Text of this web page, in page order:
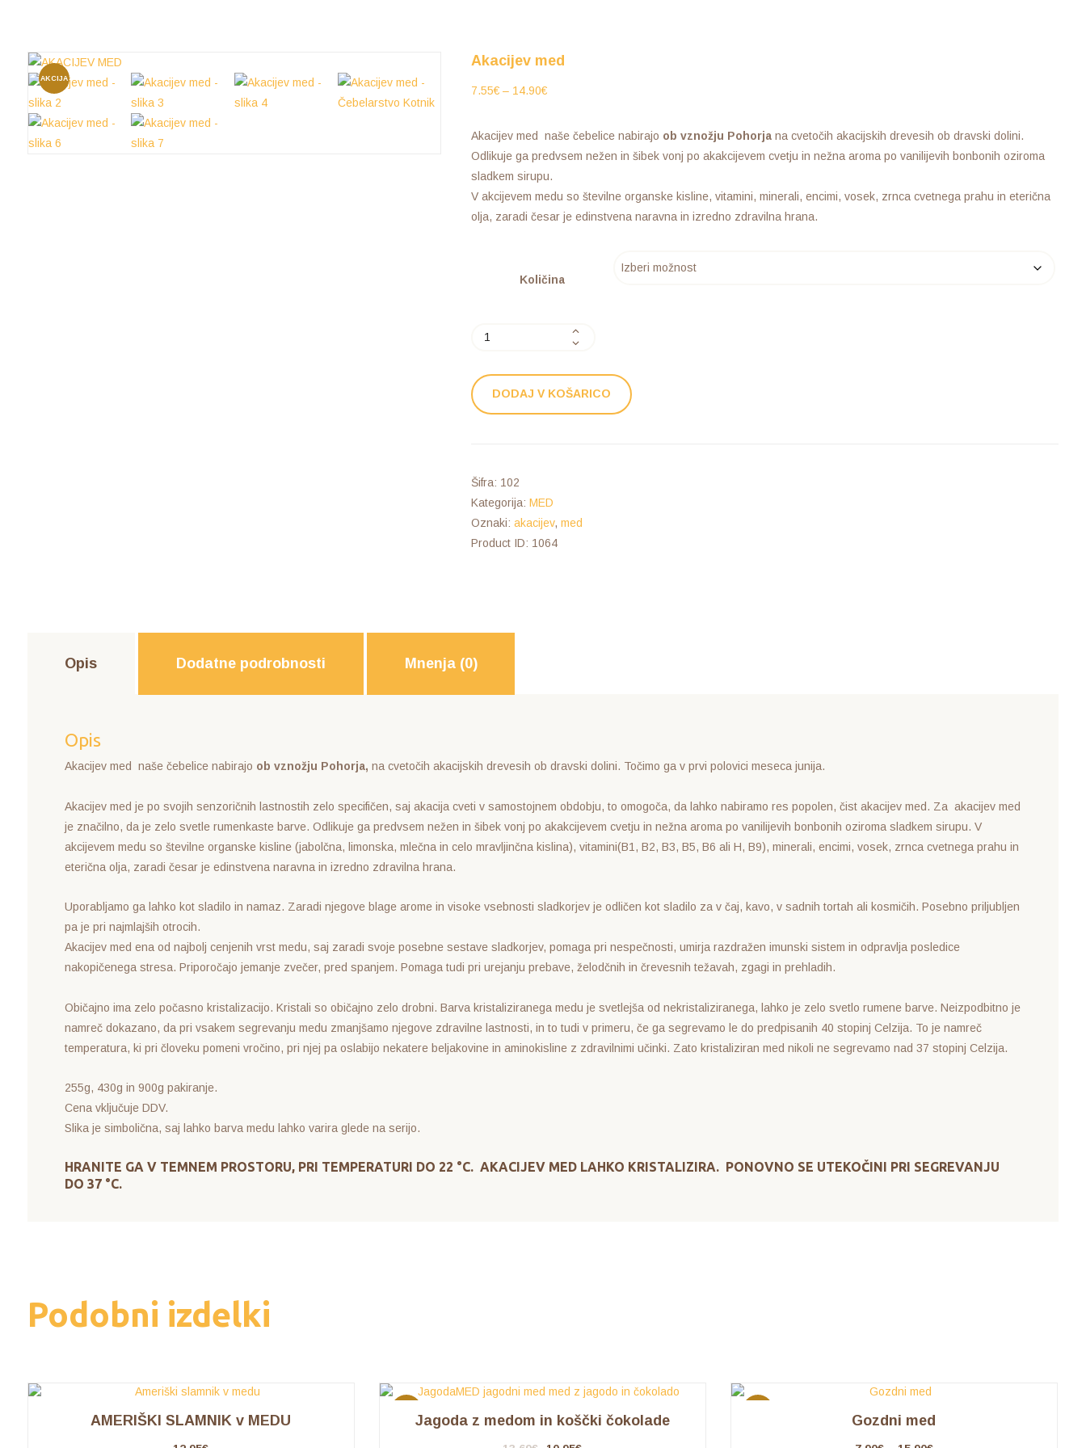
AKCIJA
Akacijev med
7.55€ – 14.90€
Akacijev med naše čebelice nabirajo ob vznožju Pohorja na cvetočih akacijskih drevesih ob dravski dolini.
Odlikuje ga predvsem nežen in šibek vonj po akakcijevem cvetju in nežna aroma po vanilijevih bonbonih oziroma
sladkem sirupu.
V akcijevem medu so številne organske kisline, vitamini, minerali, encimi, vosek, zrnca cvetnega prahu in eterična
olja, zaradi česar je edinstvena naravna in izredno zdravilna hrana.
Količina
DODAJ V KOŠARICO
Šifra: 102
Kategorija: MED
Oznaki: akacijev, med
Product ID: 1064
Opis Dodatne podrobnosti Mnenja (0)
Opis
Akacijev med naše čebelice nabirajo ob vznožju Pohorja, na cvetočih akacijskih drevesih ob dravski dolini. Točimo ga v prvi polovici meseca junija.
Akacijev med je po svojih senzoričnih lastnostih zelo specifičen, saj akacija cveti v samostojnem obdobju, to omogoča, da lahko nabiramo res popolen, čist akacijev med. Za akacijev med
je značilno, da je zelo svetle rumenkaste barve. Odlikuje ga predvsem nežen in šibek vonj po akakcijevem cvetju in nežna aroma po vanilijevih bonbonih oziroma sladkem sirupu. V
akcijevem medu so številne organske kisline (jabolčna, limonska, mlečna in celo mravljinčna kislina), vitamini(B1, B2, B3, B5, B6 ali H, B9), minerali, encimi, vosek, zrnca cvetnega prahu in
eterična olja, zaradi česar je edinstvena naravna in izredno zdravilna hrana.
Uporabljamo ga lahko kot sladilo in namaz. Zaradi njegove blage arome in visoke vsebnosti sladkorjev je odličen kot sladilo za v čaj, kavo, v sadnih tortah ali kosmičih. Posebno priljubljen
pa je pri najmlajših otrocih.
Akacijev med ena od najbolj cenjenih vrst medu, saj zaradi svoje posebne sestave sladkorjev, pomaga pri nespečnosti, umirja razdražen imunski sistem in odpravlja posledice
nakopičenega stresa. Priporočajo jemanje zvečer, pred spanjem. Pomaga tudi pri urejanju prebave, želodčnih in črevesnih težavah, zgagi in prehladih.
Običajno ima zelo počasno kristalizacijo. Kristali so običajno zelo drobni. Barva kristaliziranega medu je svetlejša od nekristaliziranega, lahko je zelo svetlo rumene barve. Neizpodbitno je
namreč dokazano, da pri vsakem segrevanju medu zmanjšamo njegove zdravilne lastnosti, in to tudi v primeru, če ga segrevamo le do predpisanih 40 stopinj Celzija. To je namreč
temperatura, ki pri človeku pomeni vročino, pri njej pa oslabijo nekatere beljakovine in aminokisline z zdravilnimi učinki. Zato kristaliziran med nikoli ne segrevamo nad 37 stopinj Celzija.
255g, 430g in 900g pakiranje.
Cena vključuje DDV.
Slika je simbolična, saj lahko barva medu lahko varira glede na serijo.
HRANITE GA V TEMNEM PROSTORU, PRI TEMPERATURI DO 22 °C. AKACIJEV MED LAHKO KRISTALIZIRA. PONOVNO SE UTEKOČINI PRI SEGREVANJU
DO 37 °C.
Podobni izdelki
AMERIŠKI SLAMNIK v MEDU Jagoda z medom in koščki čokolade Gozdni med